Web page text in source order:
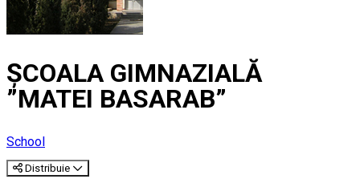
ȘCOALA GIMNAZIALĂ
”MATEI BASARAB”
School
Distribuie